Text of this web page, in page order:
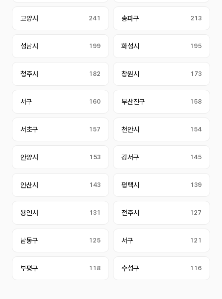
고양시 241 송파구 213
성남시 199 화성시 195
청주시 182 창원시 173
서구 160 부산진구 158
서초구 157 천안시 154
안양시 153 강서구 145
안산시 143 평택시 139
용인시 131 전주시 127
남동구 125 서구 121
부평구 118 수성구 116